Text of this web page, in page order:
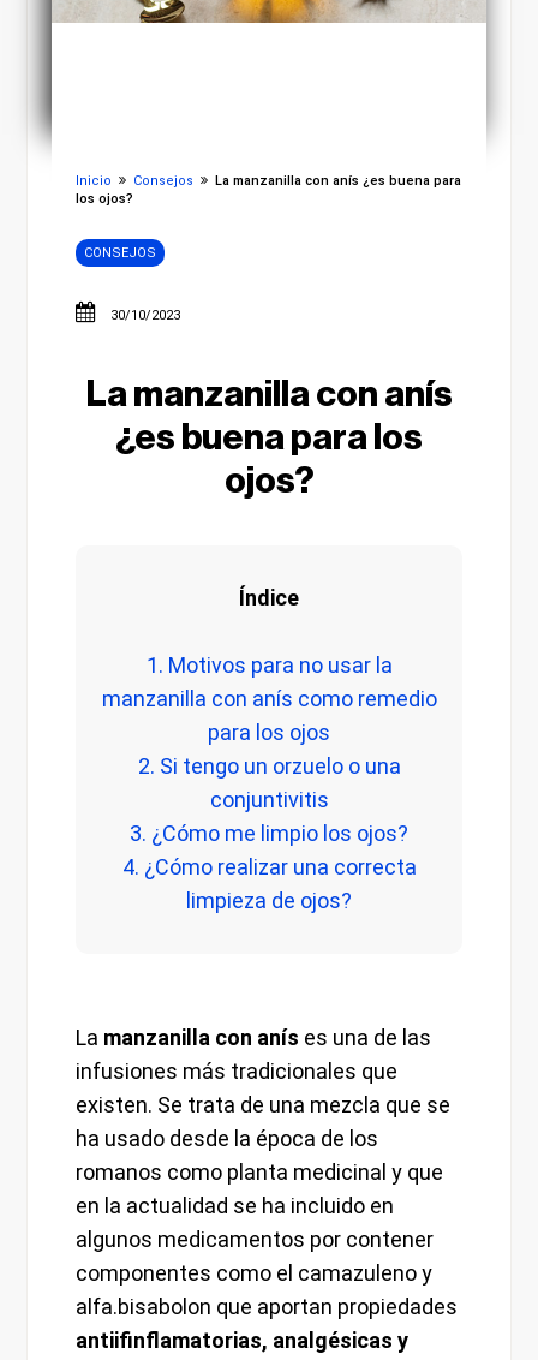
Inicio Consejos
La manzanilla con anís ¿es buena para
los ojos?
CONSEJOS
30/10/2023
La manzanilla con anís
¿es buena para los
ojos?
Índice
1. Motivos para no usar la
manzanilla con anís como remedio
para los ojos
2. Si tengo un orzuelo o una
conjuntivitis
3. ¿Cómo me limpio los ojos?
4. ¿Cómo realizar una correcta
limpieza de ojos?
La manzanilla con anís es una de las
infusiones más tradicionales que
existen. Se trata de una mezcla que se
ha usado desde la época de los
romanos como planta medicinal y que
en la actualidad se ha incluido en
algunos medicamentos por contener
componentes como el camazuleno y
alfa.bisabolon que aportan propiedades
antiifinflamatorias, analgésicas y